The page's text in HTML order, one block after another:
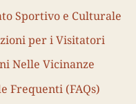
Sportivo e Culturale
per i Visitatori
Nelle Vicinanze
Frequenti (FAQs)